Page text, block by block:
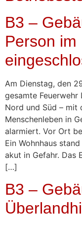
B3 –
Person im
Am Dienstag, den
gesamte
Nord und Süd – mit
Menschenleben in
alarmiert. Vor Ort
Ein Wohnhaus
akut in Gefahr. Das
[…]
B3 –